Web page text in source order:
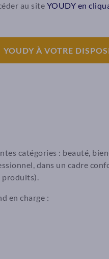
au site YOUDY en
YOUDY À VOTRE
catégories : beauté,
dans un cadre
produits).
en charge :